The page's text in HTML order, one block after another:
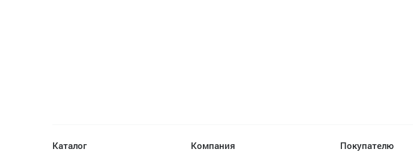
Каталог Компания Покупателю